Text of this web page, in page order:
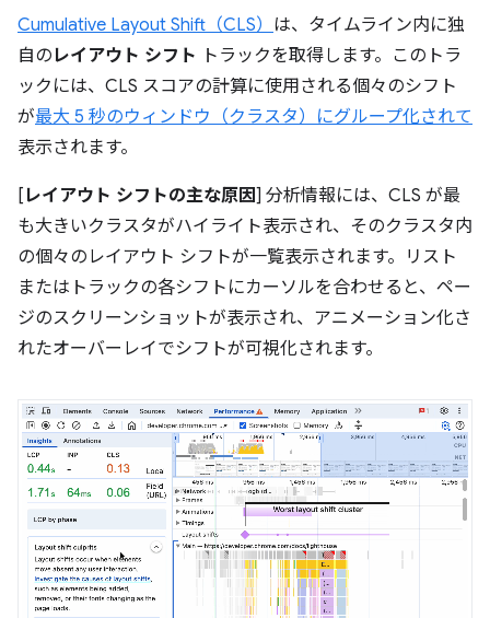
Cumulative Layout Shift（CLS） は、タイムライン内に独
自の レイアウト シフト トラックを取得します。このトラ
ックには、CLS スコアの計算に使用される個々のシフト
が最大 5 秒のウィンドウ（クラスタ）にグループ化されて
表示されます。
[ レイアウト シフトの主な原因 ] 分析情報には、CLS が最
も大きいクラスタがハイライト表示され、そのクラスタ内
の個々のレイアウト シフトが一覧表示されます。リスト
またはトラックの各シフトにカーソルを合わせると、ペー
ジのスクリーンショットが表示され、アニメーション化さ
れたオーバーレイでシフトが可視化されます。